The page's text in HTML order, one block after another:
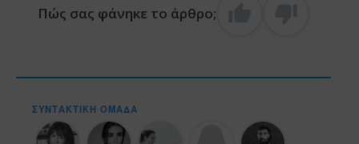
Πώς σας φάνηκε το άρθρο;
ΣΥΝΤΑΚΤΙΚΉ ΟΜΆΔΑ